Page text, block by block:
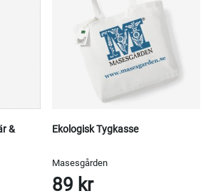
&
Ekologisk Tygkasse
Masesgården
89 kr